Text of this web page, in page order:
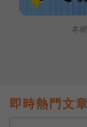
本
即時熱門文章